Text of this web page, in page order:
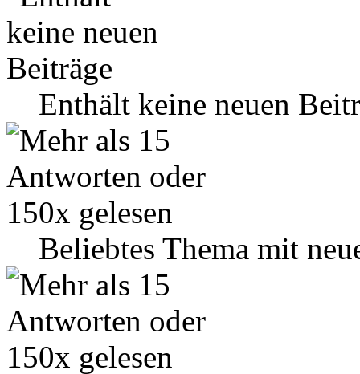
Enthält keine neuen
Beliebtes Thema mit